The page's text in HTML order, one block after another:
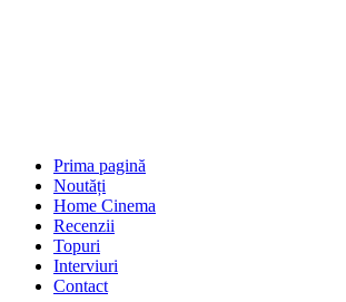
Prima pagină
Noutăți
Home Cinema
Recenzii
Topuri
Interviuri
Contact